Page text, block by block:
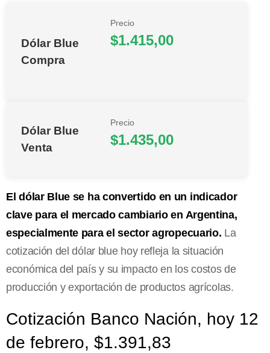
Dólar Blue
Compra
Precio
$1.415,00
Dólar Blue
Venta
Precio
$1.435,00
El dólar Blue se ha convertido en un indicador
clave para el mercado cambiario en Argentina,
especialmente para el sector agropecuario. La
cotización del dólar blue hoy refleja la situación
económica del país y su impacto en los costos de
producción y exportación de productos agrícolas.
Cotización Banco Nación, hoy 12
de febrero, $1.391,83